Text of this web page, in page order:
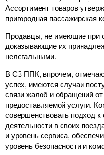
Ассортимент товаров
пригородная пассажирская
Продавцы, не имеющие при
доказывающие их
нелегальными.
В СЗ ППК, впрочем,
успех, имеются случаи
связи жалоб и обращений
предоставляемой услуги.
совершенствовать подход к
деятельности в своих
и уровень сервиса,
уровень безопасности и